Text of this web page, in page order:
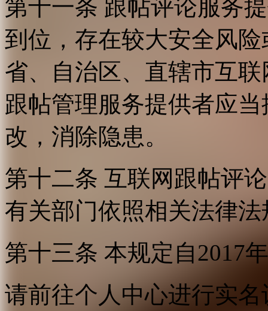
第十一条 跟帖评论服务
到位，存在较大安全风
省、自治区、直辖市互
跟帖管理服务提供者应
改，消除隐患。
第十二条 互联网跟帖评
有关部门依照相关法律
第十三条 本规定自2017
请前往个人中心进行实名